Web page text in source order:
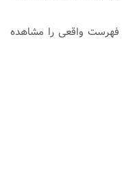
فهرست واقعی را مشاهده